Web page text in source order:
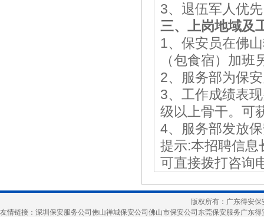
3、退伍军人优先
三、上岗地域及
1、保安员在佛
（包食宿）加班
2、服务部为保
3、工作成绩表
级以上骨干。可
4、服务部发放
提示:本招聘信息
可直接拨打咨询
版权所有：广东得安
友情链接： 深圳保安服务公司 佛山禅城保安公司 佛山市保安公司 东莞保安服务广东得